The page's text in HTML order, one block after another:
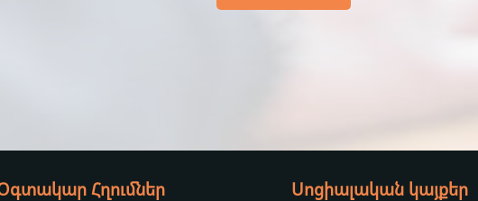
Հղումներ Սոցիալական կայքեր